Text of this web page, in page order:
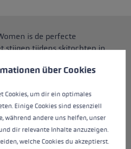
is de perfecte
stijgen tijdens skitochten in
mountaineering.
en een optimaal
handschoen. De
is gemaakt van
dat optimale
de wind. Als je de
give you the best possible experience.
über Cookies
Cookies, um dir ein optimales
Einige Cookies sind essenziell
während andere uns helfen, unser
dir relevante Inhalte anzuzeigen.
welche Cookies du akzeptierst.